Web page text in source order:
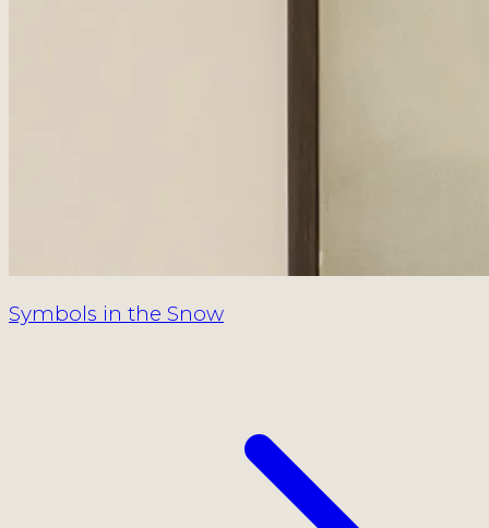
Symbols in the Snow